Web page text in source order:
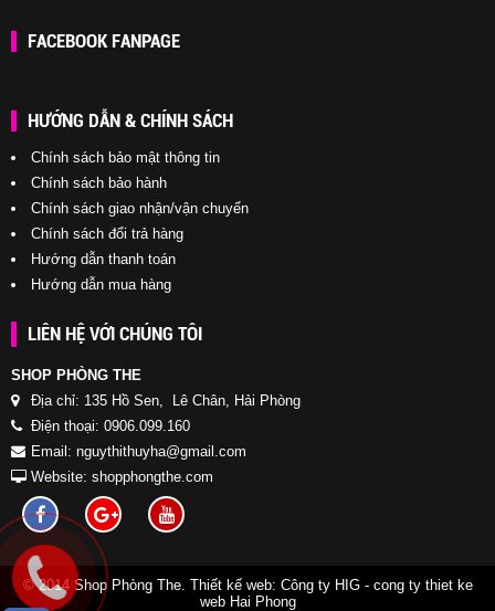
FACEBOOK FANPAGE
HƯỚNG DẪN & CHÍNH SÁCH
Chính sách bảo mật thông tin
Chính sách bảo hành
Chính sách giao nhận/vận chuyển
Chính sách đổi trả hàng
Hướng dẫn thanh toán
Hướng dẫn mua hàng
LIÊN HỆ VỚI CHÚNG TÔI
SHOP PHÒNG THE
Địa chỉ: 135 Hồ Sen, Lê Chân, Hải Phòng
Điện thoại: 0906.099.160
Email: nguythithuyha@gmail.com
Website: shopphongthe.com
© 2014 Shop Phòng The. Thiết kế web: Công ty HIG- cong ty thiet ke
web Hai Phong